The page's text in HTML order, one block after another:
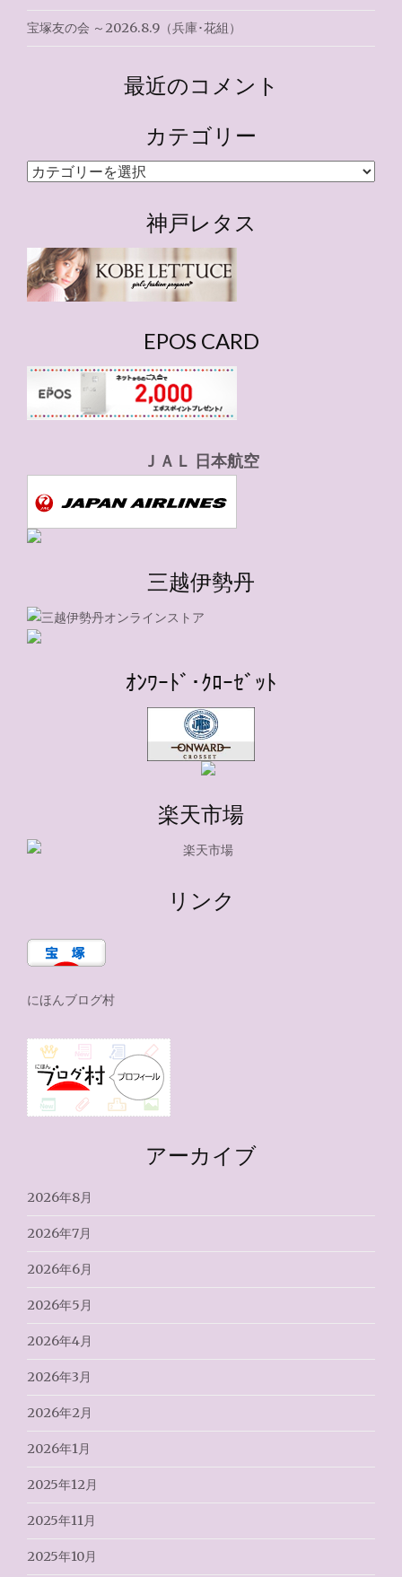
宝塚友の会 ～2026.8.9（兵庫･花組）
最近のコメント
カテゴリー
カ
ー
神戸レタス
EPOS CARD
ＪＡＬ 日本航空
三越伊勢丹
ｵﾝﾜｰﾄﾞ･ｸﾛｰｾﾞｯﾄ
楽天市場
リンク
にほんブログ村
アーカイブ
2026年8月
2026年7月
2026年6月
2026年5月
2026年4月
2026年3月
2026年2月
2026年1月
2025年12月
2025年11月
2025年10月